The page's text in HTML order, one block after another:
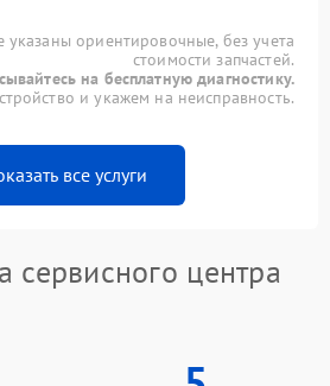
указаны ориентировочные, без учета
стоимости запчастей.
на бесплатную диагностику.
и укажем на неисправность.
все услуги
сервисного центра